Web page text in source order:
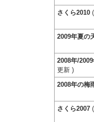
さくら2010
2009年夏の
2008年/
更新 )
2008年の梅
さくら2007